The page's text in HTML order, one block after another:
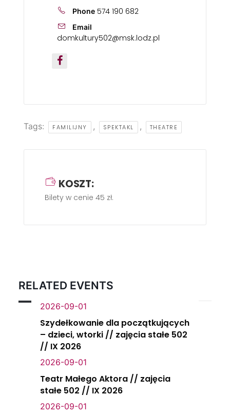
Phone 574 190 682
Email
domkultury502@msk.lodz.pl
Tags: FAMILIJNY , SPEKTAKL , THEATRE
KOSZT:
Bilety w cenie 45 zł.
RELATED EVENTS
2026-09-01
Szydełkowanie dla początkujących
– dzieci, wtorki // zajęcia stałe 502
// IX 2026
2026-09-01
Teatr Małego Aktora // zajęcia
stałe 502 // IX 2026
2026-09-01